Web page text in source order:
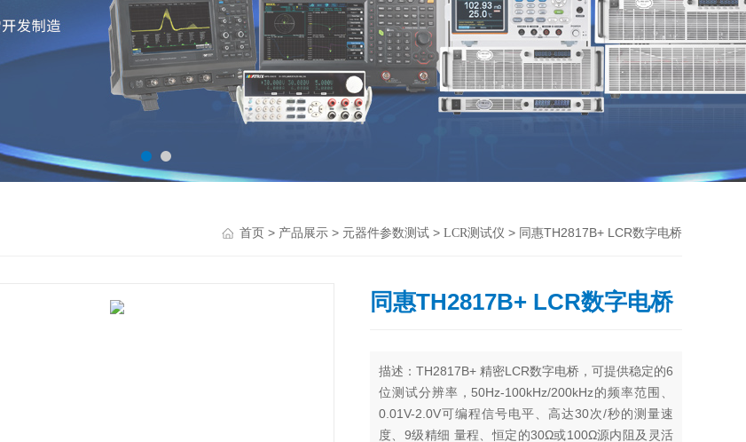
首页 > 产品展示 > 元器件参数测试 > LCR测试仪 > 同惠TH2817B+ LCR数字电桥
同惠TH2817B+ LCR数字电桥
描述： TH2817B+ 精密LCR数字电桥，可提供稳定的6
位测试分辨率，50Hz-100kHz/200kHz的频率范围、
0.01V-2.0V可编程信号电平、高达30次/秒的测量速
度、9级精细 量程、恒定的30Ω或100Ω源内阻及灵活